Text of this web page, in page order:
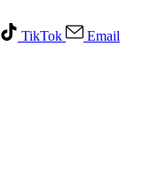
TikTok
Email